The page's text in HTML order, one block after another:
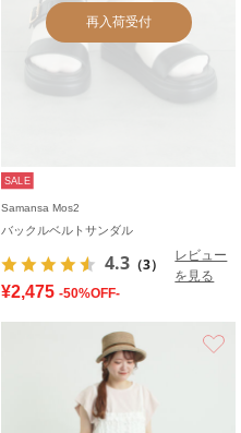
再入荷受付
SALE
Samansa Mos2
バックルベルトサンダル
4.3 （3）
レビュー
を見る
¥2,475 -50%OFF-